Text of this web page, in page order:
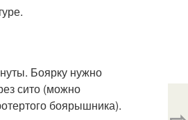
Боярку нужно
сито (можно
боярышника).